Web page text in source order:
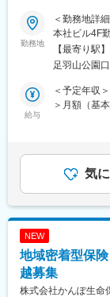
■キャリアパ
社員一人ひ
ています。
制度を活用
です。
■企業の特徴
貢献する新
りが多様性
ています。
変更の範囲
に訪問によ
行う業務で
※申込書の
の効率化を
険会社」に
■業務詳細：
（1）代理
（3）代理店
務・コンプ
13：00／担
ォロー
17：00／帰
勤務地
＜勤務地詳
本社ビル4F
更の範囲：
【最寄り駅】
足羽山公園
給与
＜予定年収
＞月額（基
与＞・別途
変動) 賃金
る可能性が
気
NEW
地域密着型保
越募集
株式会社かんぽ生命